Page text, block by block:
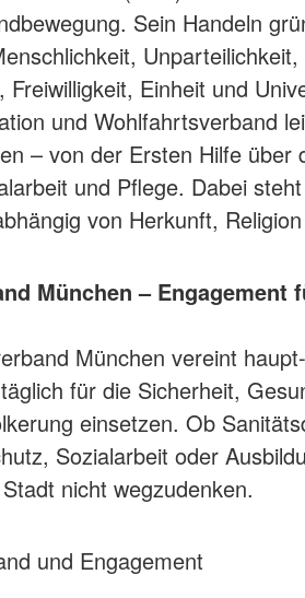
Sein Handeln
Freiwilligkeit, Einheit und
und Wohlfahrtsverband
– von der Ersten Hilfe über
und Pflege. Dabei
von Herkunft,
München – Engagement
München vereint
für die Sicherheit,
einsetzen. Ob
Sozialarbeit oder
nicht wegzudenken.
und Engagement